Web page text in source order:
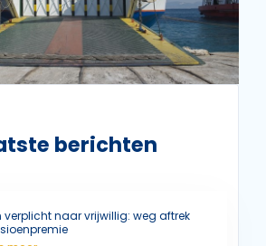
berichten
verplicht naar vrijwillig: weg aftrek